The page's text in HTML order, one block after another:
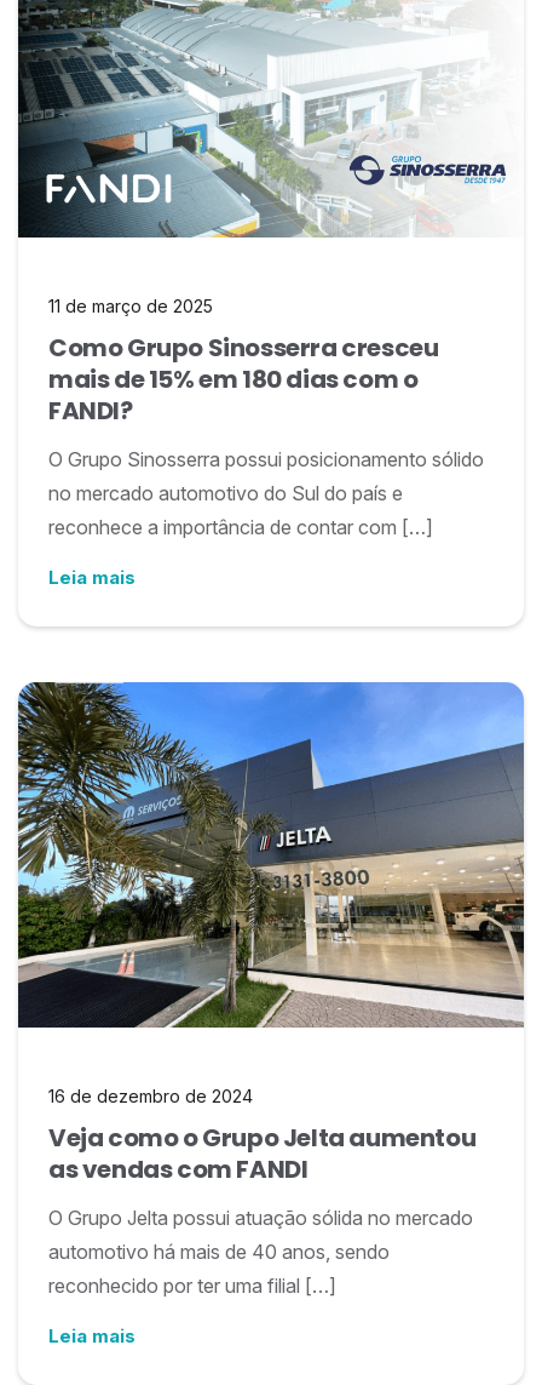
11 de março de 2025
Como Grupo Sinosserra cresceu
mais de 15% em 180 dias com o
FANDI?
O Grupo Sinosserra possui posicionamento sólido
no mercado automotivo do Sul do país e
reconhece a importância de contar com […]
Leia mais
16 de dezembro de 2024
Veja como o Grupo Jelta aumentou
as vendas com FANDI
O Grupo Jelta possui atuação sólida no mercado
automotivo há mais de 40 anos, sendo
reconhecido por ter uma filial […]
Leia mais